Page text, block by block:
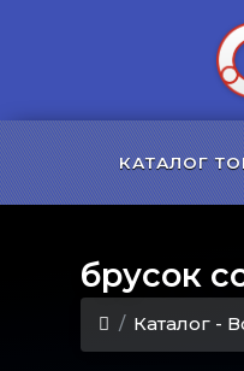
КАТАЛОГ
брусок
Каталог -